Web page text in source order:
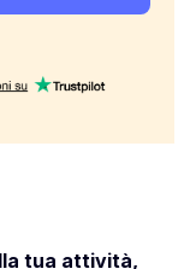
tua attività,